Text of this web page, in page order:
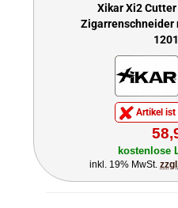
Xikar Xi2
Zigarrenschneider
Artikel ist
kostenlose
inkl. 19% MwSt.